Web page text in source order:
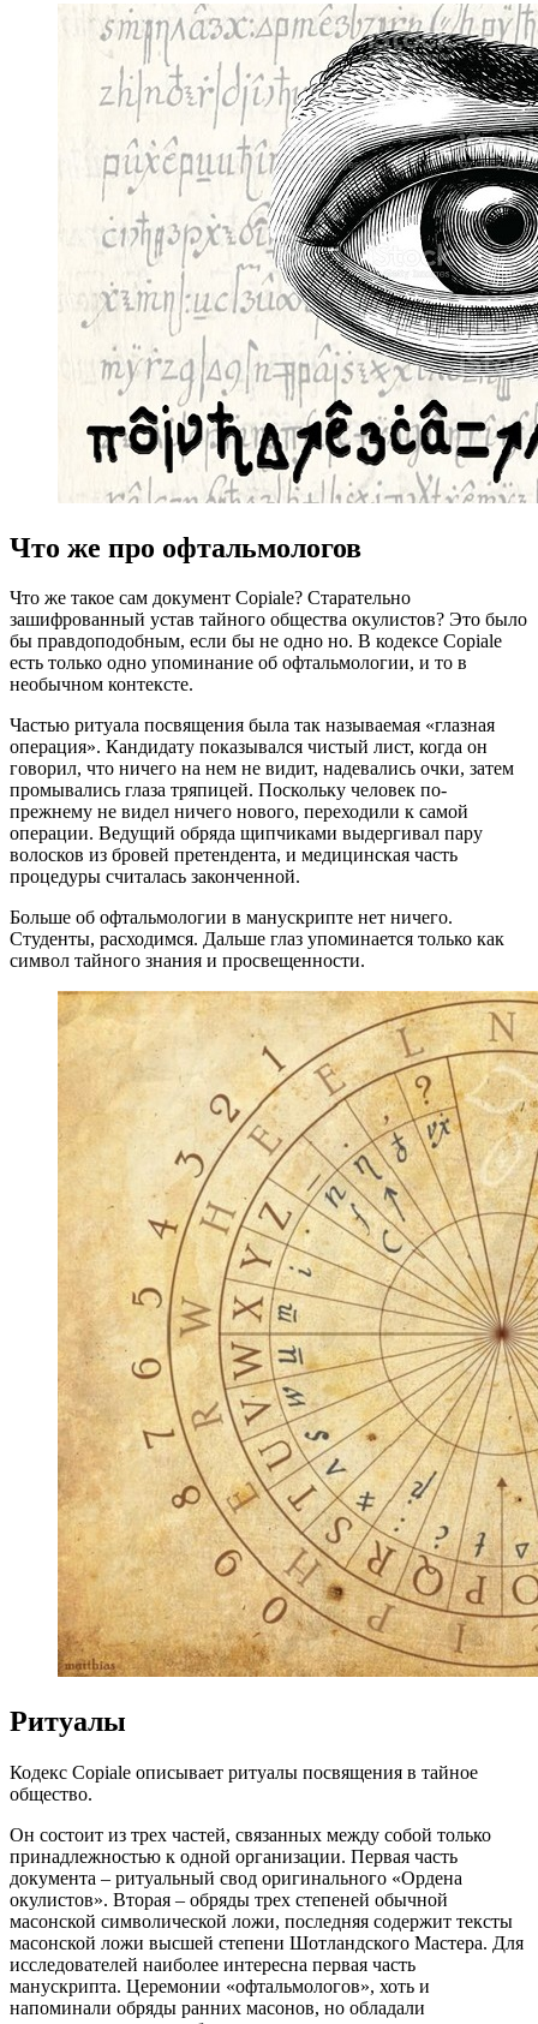
Что же про офтальмологов
Что же такое сам документ Copiale? Старательно
зашифрованный устав тайного общества окулистов? Это было
бы правдоподобным, если бы не одно но. В кодексе Copiale
есть только одно упоминание об офтальмологии, и то в
необычном контексте.
Частью ритуала посвящения была так называемая «глазная
операция». Кандидату показывался чистый лист, когда он
говорил, что ничего на нем не видит, надевались очки, затем
промывались глаза тряпицей. Поскольку человек по-
прежнему не видел ничего нового, переходили к самой
операции. Ведущий обряда щипчиками выдергивал пару
волосков из бровей претендента, и медицинская часть
процедуры считалась законченной.
Больше об офтальмологии в манускрипте нет ничего.
Студенты, расходимся. Дальше глаз упоминается только как
символ тайного знания и просвещенности.
Ритуалы
Кодекс Copiale описывает ритуалы посвящения в тайное
общество.
Он состоит из трех частей, связанных между собой только
принадлежностью к одной организации. Первая часть
документа – ритуальный свод оригинального «Ордена
окулистов». Вторая – обряды трех степеней обычной
масонской символической ложи, последняя содержит тексты
масонской ложи высшей степени Шотландского Мастера. Для
исследователей наиболее интересна первая часть
манускрипта. Церемонии «офтальмологов», хоть и
напоминали обряды ранних масонов, но обладали